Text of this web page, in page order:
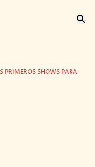
PRIMEROS SHOWS PARA